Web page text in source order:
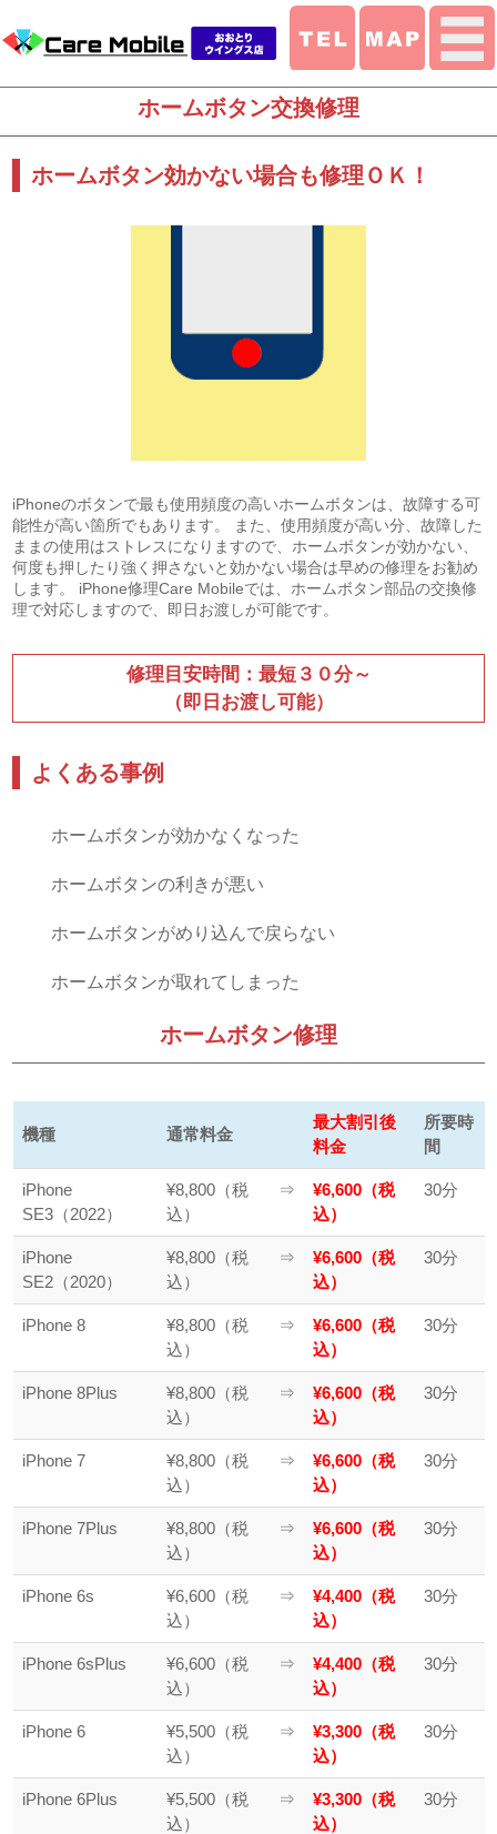
ホームボタン交換修理
ホームボタン効かない場合も修理ＯＫ！
iPhoneのボタンで最も使用頻度の高いホームボタンは、故障する可
能性が高い箇所でもあります。 また、使用頻度が高い分、故障した
ままの使用はストレスになりますので、ホームボタンが効かない、
何度も押したり強く押さないと効かない場合は早めの修理をお勧め
します。 iPhone修理Care Mobileでは、ホームボタン部品の交換修
理で対応しますので、即日お渡しが可能です。
修理目安時間：最短３０分～
（即日お渡し可能）
よくある事例
ホームボタンが効かなくなった
ホームボタンの利きが悪い
ホームボタンがめり込んで戻らない
ホームボタンが取れてしまった
ホームボタン修理
機種 通常料金
最大割引後
料金
所要時
間
iPhone
SE3（2022）
¥8,800（税
込）
⇒
¥6,600（税
込）
30分
iPhone
SE2（2020）
¥8,800（税
込）
⇒
¥6,600（税
込）
30分
iPhone 8
¥8,800（税
込）
⇒
¥6,600（税
込）
30分
iPhone 8Plus
¥8,800（税
込）
⇒
¥6,600（税
込）
30分
iPhone 7
¥8,800（税
込）
⇒
¥6,600（税
込）
30分
iPhone 7Plus
¥8,800（税
込）
⇒
¥6,600（税
込）
30分
iPhone 6s
¥6,600（税
込）
⇒
¥4,400（税
込）
30分
iPhone 6sPlus
¥6,600（税
込）
⇒
¥4,400（税
込）
30分
iPhone 6
¥5,500（税
込）
⇒
¥3,300（税
込）
30分
iPhone 6Plus
¥5,500（税
込）
⇒
¥3,300（税
込）
30分